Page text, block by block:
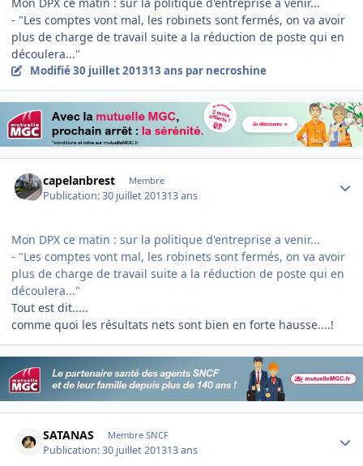
- "Les comptes vont mal, les robinets sont fermés, on va avoir
plus de charge de travail suite a la réduction de poste qui en
découlera..."
Modifié30 juillet 201313 ans par necroshine
capelanbrest Membre
Publication:30 juillet 201313 ans
Mon DPX ce matin : sur la politique d'entreprise a venir...
- "Les comptes vont mal, les robinets sont fermés, on va avoir
plus de charge de travail suite a la réduction de poste qui en
découlera..."
Tout est dit.....
comme quoi les résultats nets sont bien en forte hausse....!
SATANAS Membre SNCF
Publication:30 juillet 201313 ans